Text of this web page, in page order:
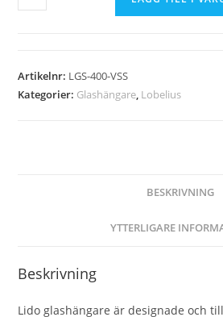
Artikelnr: LGS-400-VSS
Kategorier: Glashängare, Lobelius
BESKRIVNING
YTTERLIGARE
Beskrivning
Lido glashängare är designade och